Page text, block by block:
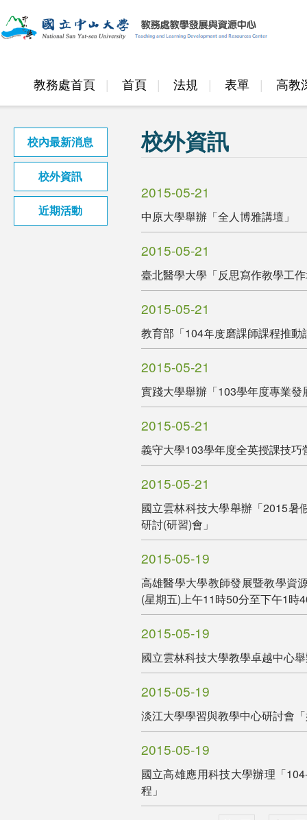
教務處首頁 首頁 法規 表單 高教
邁頂計畫
校內最新消息
校外資訊
近期活動
校外資訊
2015-05-21
中原大學舉辦「全人博雅講壇」
2015-05-21
臺北醫學大學「反思寫作教學工
2015-05-21
教育部「104年度磨課師課程推動
2015-05-21
實踐大學舉辦「103學年度專業
2015-05-21
義守大學103學年度全英授課技
2015-05-21
國立雲林科技大學舉辦「2015暑
研討(研習)會」
2015-05-19
高雄醫學大學教師發展暨教學資
(星期五)上午11時50分至下午1時
2015-05-19
國立雲林科技大學教學卓越中心
2015-05-19
淡江大學學習與教學中心研討會
2015-05-19
國立高雄應用科技大學辦理「
程」